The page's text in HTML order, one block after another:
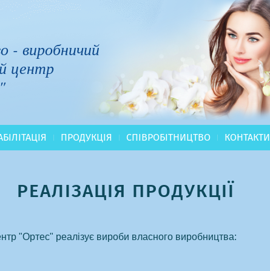
- виробничий
центр
ПРОДУКЦІЯ СПІВРОБІТНИЦТВО КОНТАКТИ
РЕАЛІЗАЦІЯ ПРОДУКЦІЇ
"Ортес" реалізує вироби власного виробництва: